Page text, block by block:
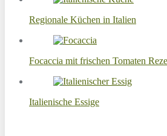
Regionale Küchen in Italien
Focaccia mit frischen Tomaten
Italienische Essige